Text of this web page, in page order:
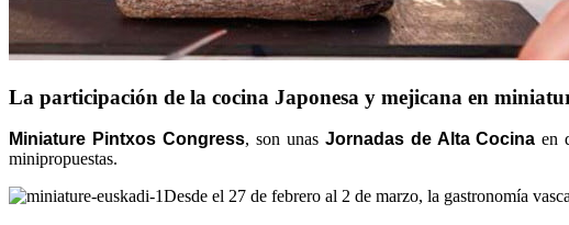
La participación de la cocina Japonesa y mejicana en
Miniature Pintxos Congress, son unas Jornadas de Alta Cocina en
minipropuestas.
Desde el 27 de febrero al 2 de marzo, la gastronomía